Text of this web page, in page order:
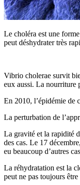
Le choléra est une
peut déshydrater très
Vibrio cholerae survit
eux aussi. La nourriture
En 2010, l’épidémie de
La perturbation de
La gravité et la rapidité
des cas. Le 17
eu beaucoup d’autres
La réhydratation est la
peut ne pas toujours